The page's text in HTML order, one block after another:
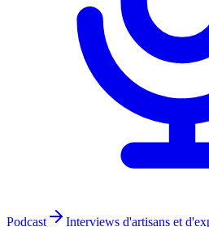
Podcast Interviews d'artisans et